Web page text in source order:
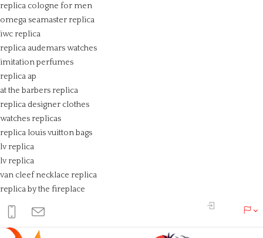
replica cologne for men
omega seamaster replica
iwc replica
replica audemars watches
imitation perfumes
replica ap
at the barbers replica
replica designer clothes
watches replicas
replica louis vuitton bags
lv replica
lv replica
van cleef necklace replica
replica by the fireplace